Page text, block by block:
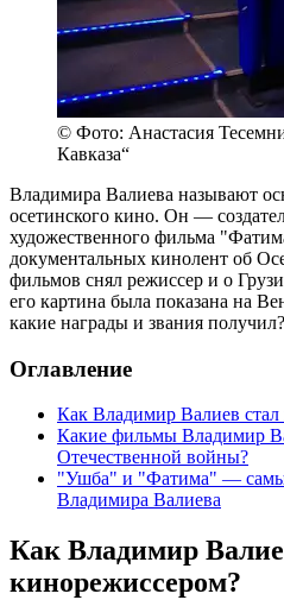
© Фото: Анастасия
Кавказа“
Владимира Валиева называют
осетинского кино. Он —
художественного фильма
документальных кинолент об
фильмов снял режиссер и о
его картина была показана на
какие награды и звания получил?
Оглавление
Как Владимир Валиев
Какие фильмы Владимир
Отечественной войны?
"Ушба" и "Фатима" —
Владимира Валиева
Как Владимир
кинорежиссером?